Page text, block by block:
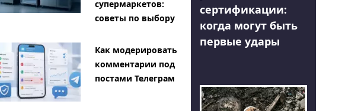
супермаркетов:
советы по выбору
Как модерировать
комментарии под
постами Телеграм
сертификации:
когда могут быть
первые удары